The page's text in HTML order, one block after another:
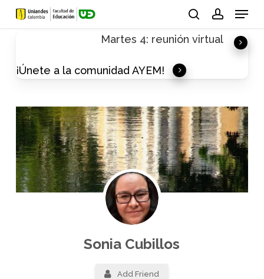
Skip
Menu
Martes 4: reunión virtual
¡Únete a la comunidad AYEM!
Sonia Cubillos
Add Friend